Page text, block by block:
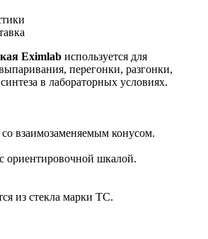
Eximlab используется для
перегонки, разгонки,
в лабораторных условиях.
взаимозаменяемым конусом.
ориентировочной шкалой.
из стекла марки ТС.